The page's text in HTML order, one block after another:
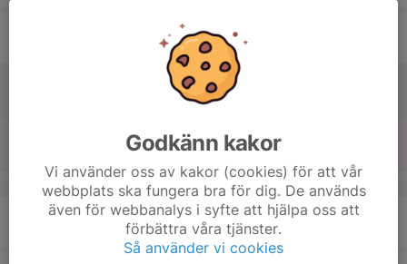
v.8
Godkänn kakor
Vi använder oss av kakor (cookies) för att vår
webbplats ska fungera bra för dig. De används
även för webbanalys i syfte att hjälpa oss att
förbättra våra tjänster.
Så använder vi cookies